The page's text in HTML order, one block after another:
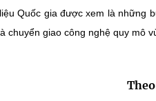
Quốc gia được xem là những
chuyển giao công nghệ quy mô